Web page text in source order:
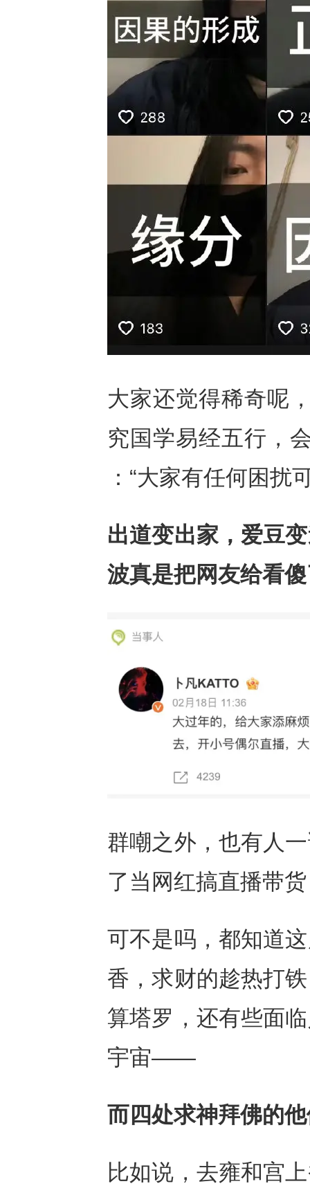
大家还觉得稀奇呢
究国学易经五行，
：“大家有任何困扰
出道变出家，爱豆
波真是把网友给看
群嘲之外，也有人
了当网红搞直播带
可不是吗，都知道
香，求财的趁热打
算塔罗，还有些面
宇宙——
而四处求神拜佛的
比如说，去雍和宫